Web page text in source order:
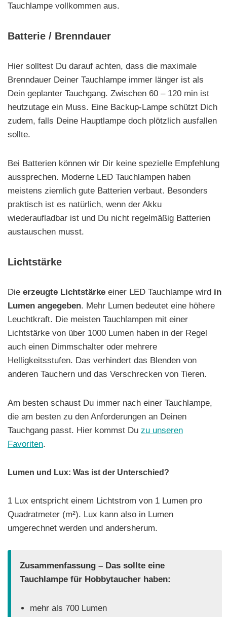
Tauchlampe vollkommen aus.
Batterie / Brenndauer
Hier solltest Du darauf achten, dass die maximale
Brenndauer Deiner Tauchlampe immer länger ist als
Dein geplanter Tauchgang. Zwischen 60 – 120 min ist
heutzutage ein Muss. Eine Backup-Lampe schützt Dich
zudem, falls Deine Hauptlampe doch plötzlich ausfallen
sollte.
Bei Batterien können wir Dir keine spezielle Empfehlung
aussprechen. Moderne LED Tauchlampen haben
meistens ziemlich gute Batterien verbaut. Besonders
praktisch ist es natürlich, wenn der Akku
wiederaufladbar ist und Du nicht regelmäßig Batterien
austauschen musst.
Lichtstärke
Die erzeugte Lichtstärke einer LED Tauchlampe wird in
Lumen angegeben. Mehr Lumen bedeutet eine höhere
Leuchtkraft. Die meisten Tauchlampen mit einer
Lichtstärke von über 1000 Lumen haben in der Regel
auch einen Dimmschalter oder mehrere
Helligkeitsstufen. Das verhindert das Blenden von
anderen Tauchern und das Verschrecken von Tieren.
Am besten schaust Du immer nach einer Tauchlampe,
die am besten zu den Anforderungen an Deinen
Tauchgang passt. Hier kommst Du zu unseren
Favoriten.
Lumen und Lux: Was ist der Unterschied?
1 Lux entspricht einem Lichtstrom von 1 Lumen pro
Quadratmeter (m²). Lux kann also in Lumen
umgerechnet werden und andersherum.
Zusammenfassung – Das sollte eine
Tauchlampe für Hobbytaucher haben:
mehr als 700 Lumen